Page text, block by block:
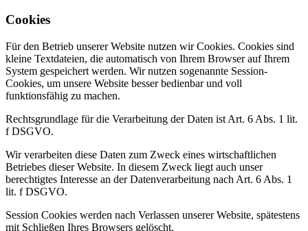
Cookies
Für den Betrieb unserer Website nutzen wir Cookies. Cookies sind
kleine Textdateien, die automatisch von Ihrem Browser auf Ihrem
System gespeichert werden. Wir nutzen sogenannte Session-
Cookies, um unsere Website besser bedienbar und voll
funktionsfähig zu machen.
Rechtsgrundlage für die Verarbeitung der Daten ist Art. 6 Abs. 1 lit.
f DSGVO.
Wir verarbeiten diese Daten zum Zweck eines wirtschaftlichen
Betriebes dieser Website. In diesem Zweck liegt auch unser
berechtigtes Interesse an der Datenverarbeitung nach Art. 6 Abs. 1
lit. f DSGVO.
Session Cookies werden nach Verlassen unserer Website, spätestens
mit Schließen Ihres Browsers gelöscht.